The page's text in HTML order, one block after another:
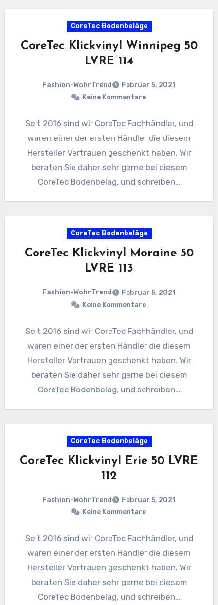
CoreTec Bodenbeläge
CoreTec Klickvinyl Winnipeg 50
LVRE 114
Fashion-WohnTrend
Februar 5, 2021
Keine Kommentare
Seit 2016 sind wir CoreTec Fachhändler, und
waren einer der ersten Händler die diesem
Hersteller Vertrauen geschenkt haben. Wir
beraten Sie daher sehr gerne bei diesem
CoreTec Bodenbelag, und schreiben…
CoreTec Bodenbeläge
CoreTec Klickvinyl Moraine 50
LVRE 113
Fashion-WohnTrend
Februar 5, 2021
Keine Kommentare
Seit 2016 sind wir CoreTec Fachhändler, und
waren einer der ersten Händler die diesem
Hersteller Vertrauen geschenkt haben. Wir
beraten Sie daher sehr gerne bei diesem
CoreTec Bodenbelag, und schreiben…
CoreTec Bodenbeläge
CoreTec Klickvinyl Erie 50 LVRE
112
Fashion-WohnTrend
Februar 5, 2021
Keine Kommentare
Seit 2016 sind wir CoreTec Fachhändler, und
waren einer der ersten Händler die diesem
Hersteller Vertrauen geschenkt haben. Wir
beraten Sie daher sehr gerne bei diesem
CoreTec Bodenbelag, und schreiben…